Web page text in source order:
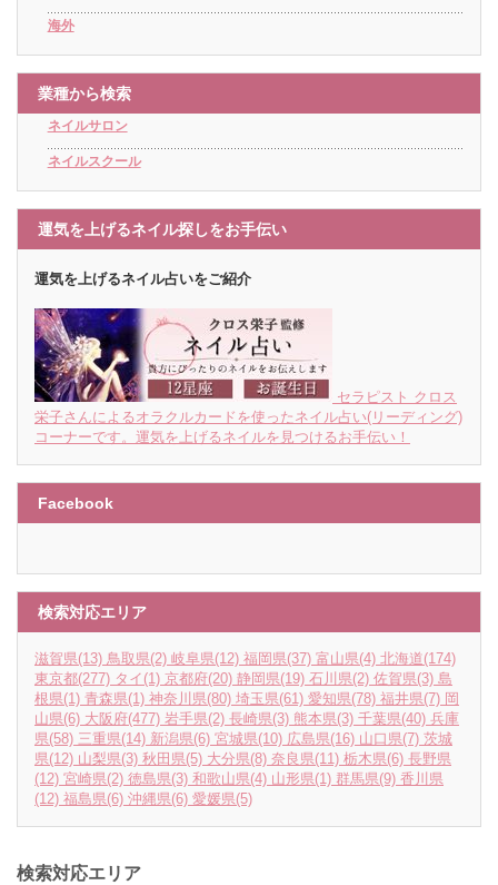
海外
業種から検索
ネイルサロン
ネイルスクール
運気を上げるネイル探しをお手伝い
運気を上げるネイル占いをご紹介
セラピスト クロス
栄子さんによるオラクルカードを使ったネイル占い(リーディング)
コーナーです。運気を上げるネイルを見つけるお手伝い！
Facebook
検索対応エリア
滋賀県(13) 鳥取県(2) 岐阜県(12) 福岡県(37) 富山県(4) 北海道(174)
東京都(277) タイ (1) 京都府(20) 静岡県(19) 石川県(2) 佐賀県(3) 島
根県(1) 青森県(1) 神奈川県(80) 埼玉県(61) 愛知県(78) 福井県(7) 岡
山県(6) 大阪府(477) 岩手県(2) 長崎県(3) 熊本県(3) 千葉県(40) 兵庫
県(58) 三重県(14) 新潟県(6) 宮城県(10) 広島県(16) 山口県(7) 茨城
県(12) 山梨県(3) 秋田県(5) 大分県(8) 奈良県(11) 栃木県(6) 長野県
(12) 宮崎県(2) 徳島県(3) 和歌山県(4) 山形県(1) 群馬県(9) 香川県
(12) 福島県(6) 沖縄県(6) 愛媛県(5)
検索対応エリア